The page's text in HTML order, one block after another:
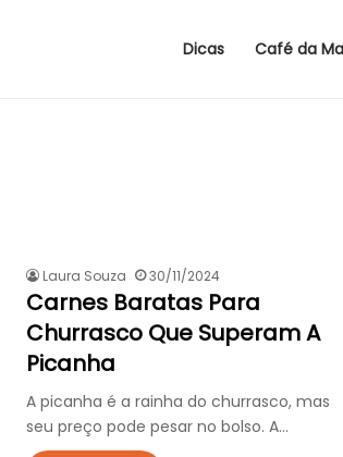
Dicas Café da
Laura Souza 30/11/2024
Carnes Baratas Para
Churrasco Que Superam A
Picanha
A picanha é a rainha do churrasco, mas
seu preço pode pesar no bolso. A…